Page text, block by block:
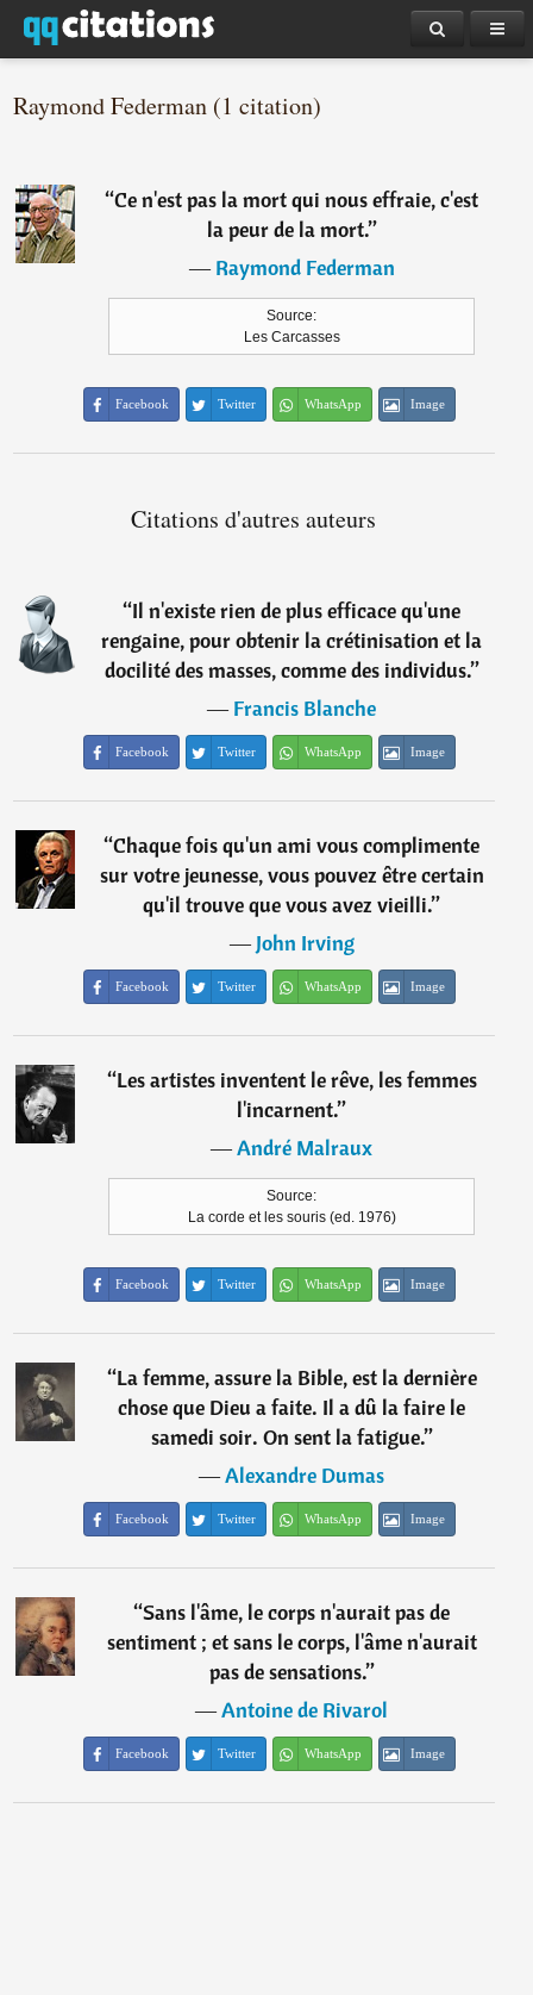
Raymond Federman (1 citation)
“Ce n'est pas la mort qui nous effraie, c'est
la peur de la mort.”
―Raymond Federman
Source:
Les Carcasses
Facebook Twitter WhatsApp Image
Citations d'autres auteurs
“Il n'existe rien de plus efficace qu'une
rengaine, pour obtenir la crétinisation et la
docilité des masses, comme des individus.”
―Francis Blanche
Facebook Twitter WhatsApp Image
“Chaque fois qu'un ami vous complimente
sur votre jeunesse, vous pouvez être certain
qu'il trouve que vous avez vieilli.”
―John Irving
Facebook Twitter WhatsApp Image
“Les artistes inventent le rêve, les femmes
l'incarnent.”
―André Malraux
Source:
La corde et les souris (ed. 1976)
Facebook Twitter WhatsApp Image
“La femme, assure la Bible, est la dernière
chose que Dieu a faite. Il a dû la faire le
samedi soir. On sent la fatigue.”
―Alexandre Dumas
Facebook Twitter WhatsApp Image
“Sans l'âme, le corps n'aurait pas de
sentiment ; et sans le corps, l'âme n'aurait
pas de sensations.”
―Antoine de Rivarol
Facebook Twitter WhatsApp Image